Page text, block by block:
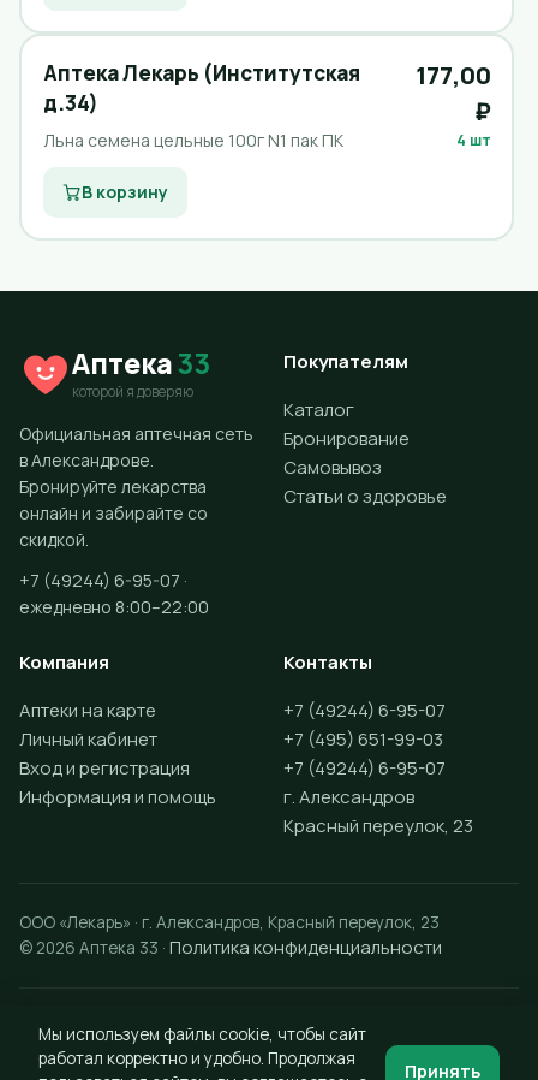
Аптека Лекарь (Институтская
д.34)
Льна семена цельные 100г N1 пак ПК
177,00
₽
4 шт
В корзину
Аптека33
которой я доверяю
Официальная аптечная сеть
в Александрове.
Бронируйте лекарства
онлайн и забирайте со
скидкой.
+7 (49244) 6-95-07 ·
ежедневно 8:00–22:00
Покупателям
Каталог
Бронирование
Самовывоз
Статьи о здоровье
Компания
Аптеки на карте
Личный кабинет
Вход и регистрация
Информация и помощь
Контакты
+7 (49244) 6-95-07
+7 (495) 651-99-03
+7 (49244) 6-95-07
г. Александров
Красный переулок, 23
ООО «Лекарь» · г. Александров, Красный переулок, 23
© 2026 Аптека 33 · Политика конфиденциальности
Мы используем файлы cookie, чтобы сайт
работал корректно и удобно. Продолжая
Принять